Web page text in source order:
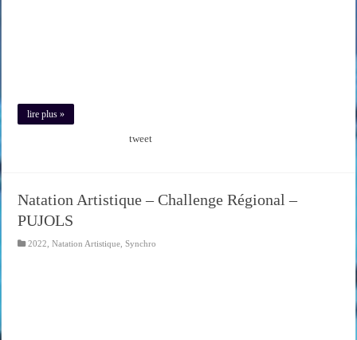
lire plus »
tweet
Natation Artistique – Challenge Régional –
PUJOLS
2022 ,Natation Artistique ,Synchro